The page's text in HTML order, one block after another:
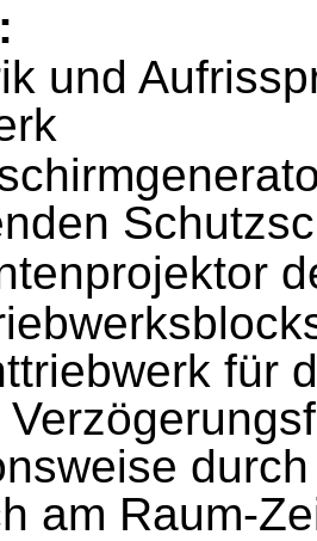
und
für
am Raum-